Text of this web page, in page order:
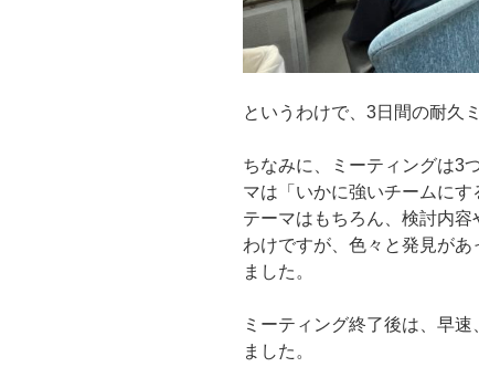
というわけで、3日間の耐久
ちなみに、ミーティングは3
マは「いかに強いチームにす
テーマはもちろん、検討内
わけですが、色々と発見が
ました。
ミーティング終了後は、早
ました。